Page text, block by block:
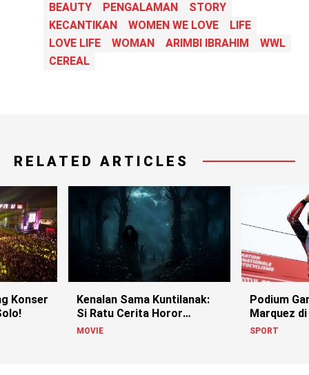
BEAUTY
PENGALAMAN
STORY
KECANTIKAN
WOMEN WE LOVE
LIFE
LOVE LIFE
WOMAN ARIMBI IBRAHIM
WWL
CEREAL
RELATED ARTICLES
Konser
Kenalan Sama Kuntilanak:
Si Ratu Cerita Horor
Indonesia!
MOVIE
Podium
Marquez
SPORT